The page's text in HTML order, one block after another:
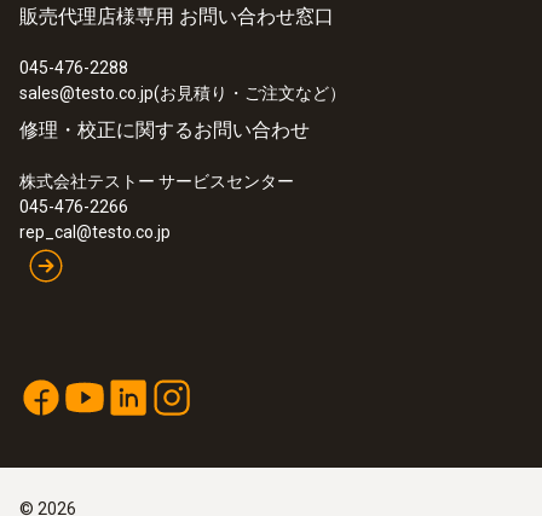
販売代理店様専用 お問い合わせ窓口
045-476-2288
sales@testo.co.jp(お見積り・ご注文など）
修理・校正に関するお問い合わせ
株式会社テストー サービスセンター
045-476-2266
rep_cal@testo.co.jp
© 2026